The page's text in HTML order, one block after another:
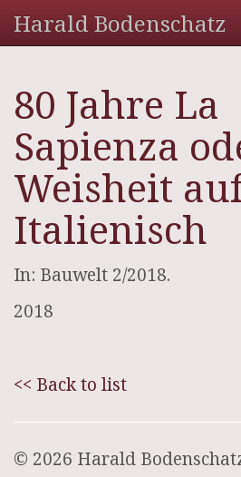
Harald Bodenschatz
80 Jahre La
Sapienza
Weisheit
Italienisch
In: Bauwelt 2/2018.
2018
<< Back to list
© 2026 Harald